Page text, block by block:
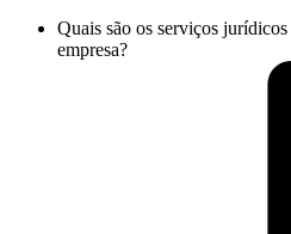
Quais são os serviços
empresa?